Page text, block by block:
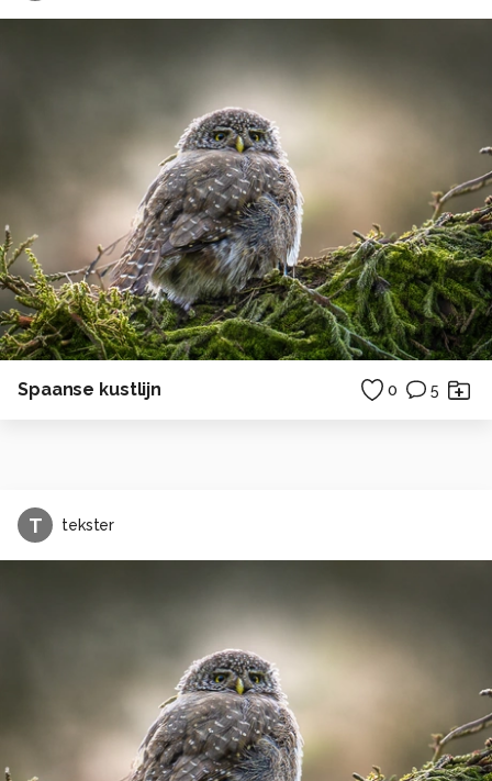
Spaanse kustlijn 0 5
T tekster